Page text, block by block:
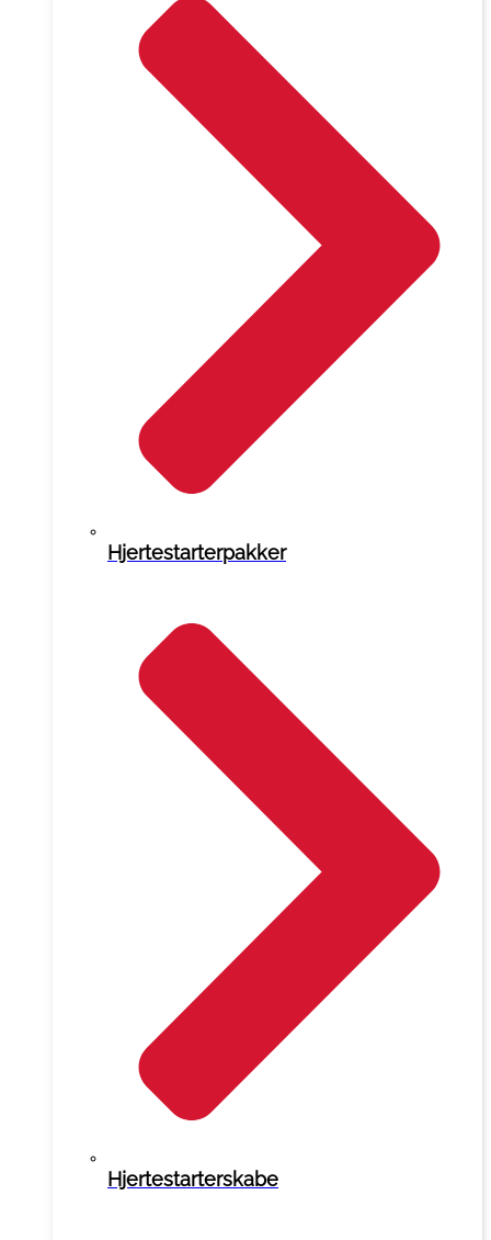
Hjertestarterpakker
Hjertestarterskabe